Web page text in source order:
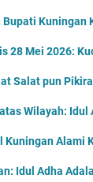
Kuningan
28 Mei 2026:
Salat pun
Wilayah: Idul
Kuningan Alami
Idul Adha